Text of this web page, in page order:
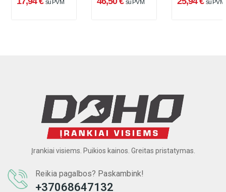
su PVM su PVM su PVM
Įrankiai visiems. Puikios kainos. Greitas pristatymas.
Reikia pagalbos? Paskambink!
+37068647132